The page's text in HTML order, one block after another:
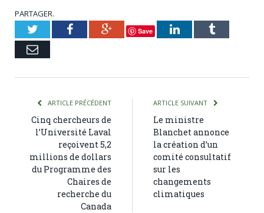
PARTAGER.
TwitterFacebookGoogle+
Save LinkedInTumblr
Courriel
ARTICLE PRÉCÉDENT
Cinq chercheurs de
l’Université Laval
reçoivent 5,2
millions de dollars
du Programme des
Chaires de
recherche du
Canada
ARTICLE SUIVANT
Le ministre
Blanchet annonce
la création d’un
comité consultatif
sur les
changements
climatiques